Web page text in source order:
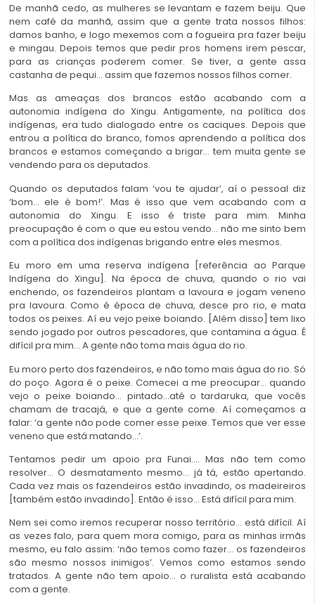
De manhã cedo, as mulheres se levantam e fazem beiju. Que
nem café da manhã, assim que a gente trata nossos filhos:
damos banho, e logo mexemos com a fogueira pra fazer beiju
e mingau. Depois temos que pedir pros homens irem pescar,
para as crianças poderem comer. Se tiver, a gente assa
castanha de pequi… assim que fazemos nossos filhos comer.
Mas as ameaças dos brancos estão acabando com a
autonomia indígena do Xingu. Antigamente, na política dos
indígenas, era tudo dialogado entre os caciques. Depois que
entrou a política do branco, fomos aprendendo a política dos
brancos e estamos começando a brigar… tem muita gente se
vendendo para os deputados.
Quando os deputados falam ‘vou te ajudar’, aí o pessoal diz
‘bom… ele é bom!’. Mas é isso que vem acabando com a
autonomia do Xingu. E isso é triste para mim. Minha
preocupação é com o que eu estou vendo… não me sinto bem
com a política dos indígenas brigando entre eles mesmos.
Eu moro em uma reserva indígena [referência ao Parque
Indígena do Xingu]. Na época de chuva, quando o rio vai
enchendo, os fazendeiros plantam a lavoura e jogam veneno
pra lavoura. Como é época de chuva, desce pro rio, e mata
todos os peixes. Aí eu vejo peixe boiando. [Além disso] tem lixo
sendo jogado por outros pescadores, que contamina a água. É
difícil pra mim… A gente não toma mais água do rio.
Eu moro perto dos fazendeiros, e não tomo mais água do rio. Só
do poço. Agora é o peixe. Comecei a me preocupar… quando
vejo o peixe boiando… pintado…até o tardaruka, que vocês
chamam de tracajá, e que a gente come. Aí começamos a
falar: ‘a gente não pode comer esse peixe. Temos que ver esse
veneno que está matando…’.
Tentamos pedir um apoio pra Funai…. Mas não tem como
resolver… O desmatamento mesmo… já tá, estão apertando.
Cada vez mais os fazendeiros estão invadindo, os madeireiros
[também estão invadindo]. Então é isso… Está difícil para mim.
Nem sei como iremos recuperar nosso território… está difícil. Aí
as vezes falo, para quem mora comigo, para as minhas irmãs
mesmo, eu falo assim: ‘não temos como fazer… os fazendeiros
são mesmo nossos inimigos’. Vemos como estamos sendo
tratados. A gente não tem apoio… o ruralista está acabando
com a gente.